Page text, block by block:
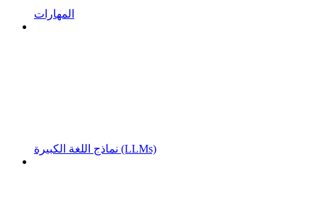
المهارات
نماذج اللغة الكبيرة (LLMs)